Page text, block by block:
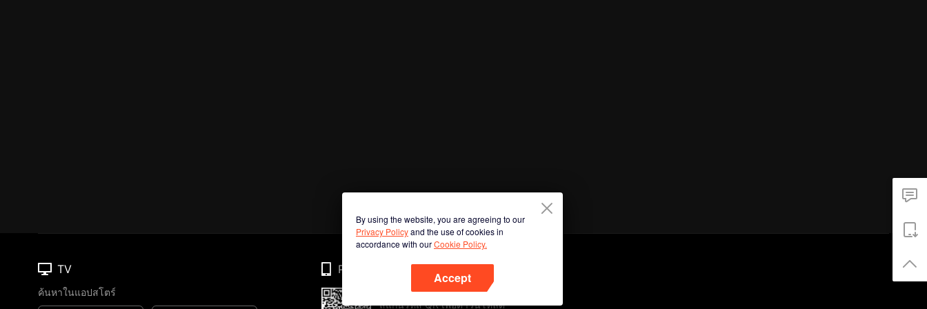
By using the website, you are agreeing to our
Privacy Policyand the use of cookies in
accordance with ourCookie Policy.
Accept
TV
ค้นหาในแอปสโตร์
Phone
สแกนรหัส QR เพื่อดาวน์โหลด